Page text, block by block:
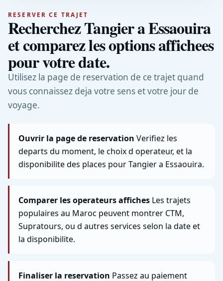
RESERVER CE TRAJET
Recherchez Tangier a Essaouira
et comparez les options affichees
pour votre date.
Utilisez la page de reservation de ce trajet quand
vous connaissez deja votre sens et votre jour de
voyage.
Ouvrir la page de reservation Verifiez les
departs du moment, le choix d operateur, et la
disponibilite des places pour Tangier a Essaouira.
Comparer les operateurs affiches Les trajets
populaires au Maroc peuvent montrer CTM,
Supratours, ou d autres services selon la date et
la disponibilite.
Finaliser la reservation Passez au paiement